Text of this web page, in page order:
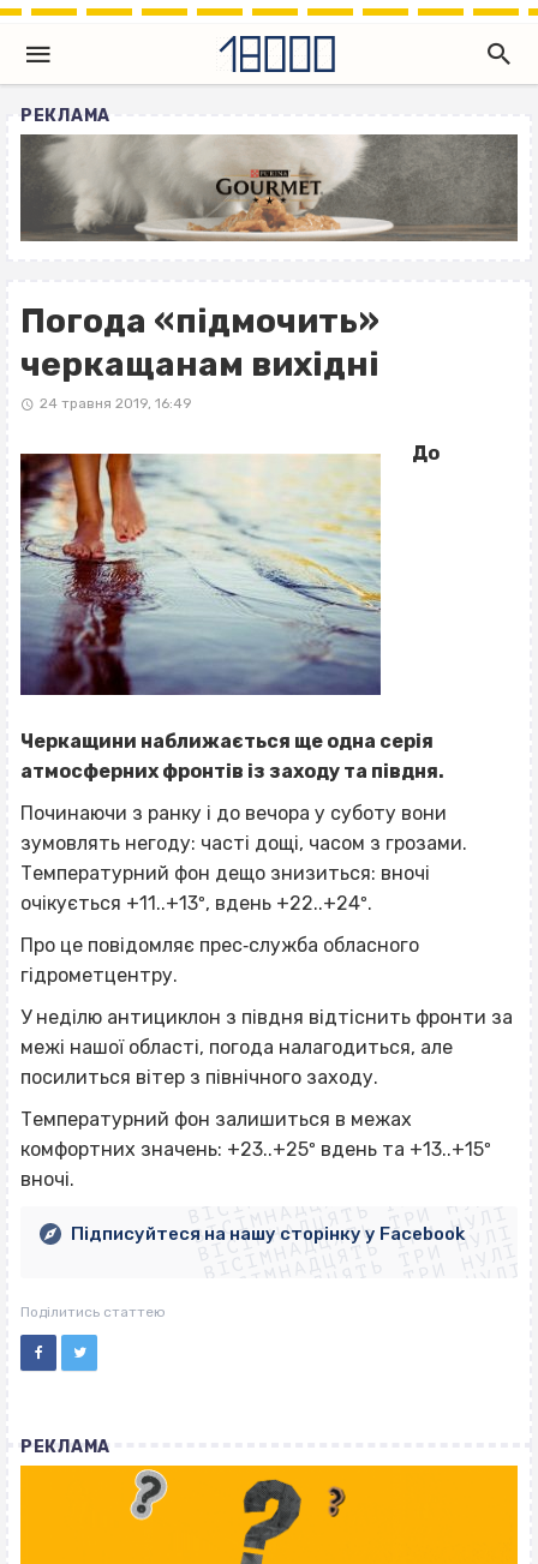
РЕКЛАМА
Погода «підмочить»
черкащанам вихідні
24 травня 2019, 16:49
До
Черкащини наближається ще одна серія
атмосферних фронтів із заходу та півдня.
Починаючи з ранку і до вечора у суботу вони
зумовлять негоду: часті дощі, часом з грозами.
Температурний фон дещо знизиться: вночі
очікується +11..+13º, вдень +22..+24º.
Про це повідомляє прес‐служба обласного
гідрометцентру.
У неділю антициклон з півдня відтіснить фронти за
межі нашої області, погода налагодиться, але
посилиться вітер з північного заходу.
Температурний фон залишиться в межах
комфортних значень: +23..+25º вдень та +13..+15º
вночі.
ВІСІМНАДЦЯТЬ ТРИ НУЛІ
ВІСІМНАДЦЯТЬ ТРИ НУЛІ
ВІСІМНАДЦЯТЬ ТРИ НУЛІ
ВІСІМНАДЦЯТЬ ТРИ НУЛІ
ВІСІМНАДЦЯТЬ ТРИ НУЛІ
ВІСІМНАДЦЯТЬ ТРИ НУЛІ
ВІСІМНАДЦЯТЬ ТРИ НУЛІ
ВІСІМНАДЦЯТЬ ТРИ НУЛІ
Підписуйтеся на нашу сторінку у Facebook
Поділитись статтею
РЕКЛАМА